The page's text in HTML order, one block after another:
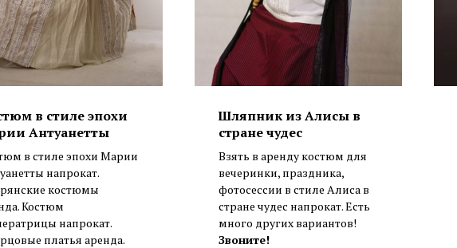
в стиле эпохи
Антуанетты
в стиле эпохи Марии
напрокат.
костюмы
Костюм
напрокат.
платья аренда.
Шляпник из Алисы в
стране чудес
Взять в аренду костюм для
вечеринки, праздника,
фотосессии в стиле Алиса в
стране чудес напрокат. Есть
много других вариантов!
Звоните!